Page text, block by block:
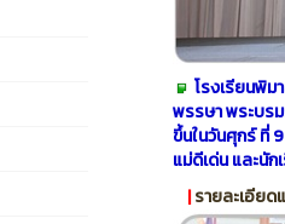
โรงเรียนพิม
พรรษา พระบร
ขึ้นในวันศุกร์ ที่
แม่ดีเด่น และนัก
|รายละเอียด